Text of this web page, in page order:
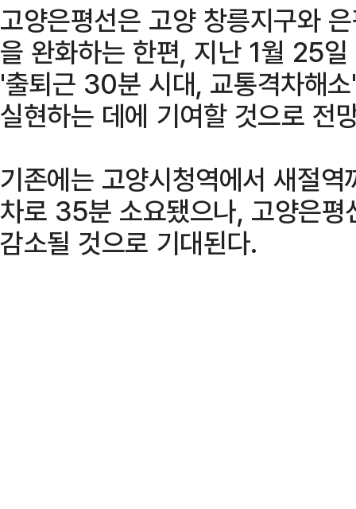
고양은평선은 고양 창릉지구와
을 완화하는 한편, 지난 1월 25
'출퇴근 30분 시대, 교통격차해
실현하는 데에 기여할 것으로 전
기존에는 고양시청역에서 새절
차로 35분 소요됐으나, 고양은
감소될 것으로 기대된다.